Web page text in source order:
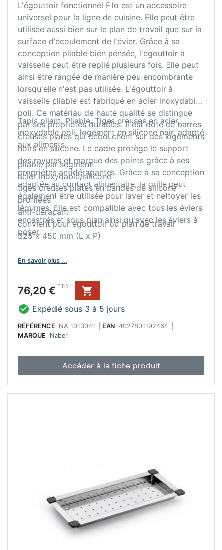
L'égouttoir fonctionnel Filo est un accessoire
universel pour la ligne de cuisine. Elle peut être
utilisée aussi bien sur le plan de travail que sur la
surface d'écoulement de l'évier. Grâce à sa
conception pliable bien pensée, l'égouttoir à
vaisselle peut être replié plusieurs fois. Elle peut
ainsi être rangée de manière peu encombrante
lorsqu'elle n'est pas utilisée. L'égouttoir à
vaisselle pliable est fabriqué en acier inoxydable
poli. Ce matériau de haute qualité se distingue
par ses propriétés durables. Il est doté de barres
creuses plates qui débouchent sur des logements
noirs en silicone. Le cadre protège le support
des rayures et marque des points grâce à ses
propriétés antidérapantes. Grâce à sa conception
adaptée au contact alimentaire, la grille peut
également être utilisée pour laver et nettoyer les
légumes. Elle est compatible avec tous les éviers
encastrés et sous plan ainsi qu'avec les éviers à
poser.
Tapis pliant. Pliable. Tiges creuses en acier
inoxydable poli, logement en silicone noir, adapté
aux aliments.
pliable par segment
acier inoxydable/silicone
tiges creuses plates en bandes de silicone
profilées
anti-dérapant
convient pour égouttoir ou plan de travail
325 x 450 mm (L x P)
En savoir plus ...
Prix
76,20 € TTC

 Expédié sous 3 à 5 jours
RÉFÉRENCE NA 1013041 EAN 4027801192464
MARQUE
Naber
Accéder à la fiche produit